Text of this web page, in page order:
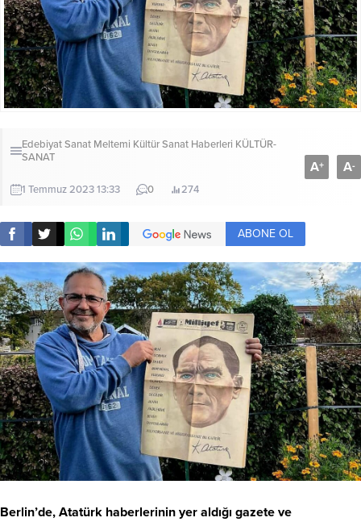
Edebiyat Sanat Meltemi Kültür Sanat Haberleri KÜLTÜR-
SANAT
1 Temmuz 2023 13:33 0 274
A+ A-
ABONE OL
Berlin’de, Atatürk haberlerinin yer aldığı gazete ve